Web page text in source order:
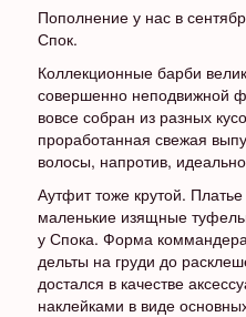
Пополнение у нас в
Спок.
Коллекционные барби
совершенно неподвижной
вовсе собран из разных
проработанная свежая
волосы, напротив,
Аутфит тоже крутой.
маленькие изящные
у Спока. Форма
дельты на груди до
достался в качестве
наклейками в виде